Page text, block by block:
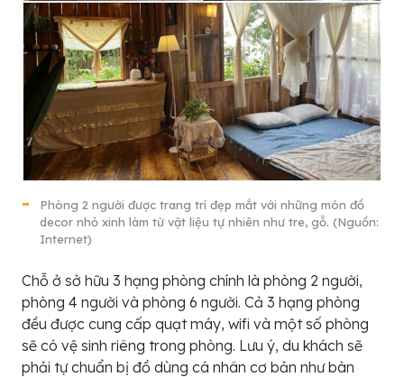
Phòng 2 người được trang trí đẹp mắt với những món đồ
decor nhỏ xinh làm từ vật liệu tự nhiên như tre, gỗ. (Nguồn:
Internet)
Chỗ ở sở hữu 3 hạng phòng chính là phòng 2 người,
phòng 4 người và phòng 6 người. Cả 3 hạng phòng
đều được cung cấp quạt máy, wifi và một số phòng
sẽ có vệ sinh riêng trong phòng. Lưu ý, du khách sẽ
phải tự chuẩn bị đồ dùng cá nhân cơ bản như bàn